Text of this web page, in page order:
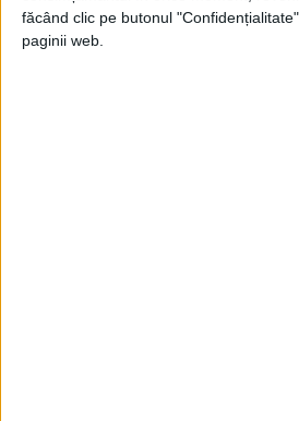
făcând clic pe butonul
paginii web.